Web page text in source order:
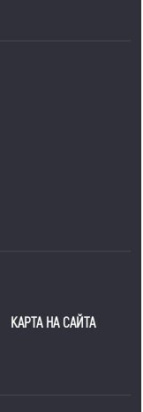
КАРТА НА САЙТА